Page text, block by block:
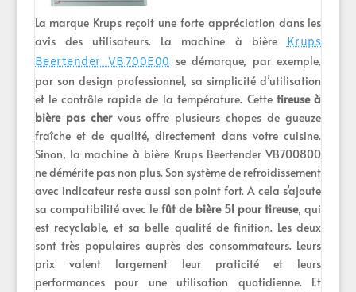
La marque Krups reçoit une forte appréciation dans les
avis des utilisateurs. La machine à bière Krups
Beertender VB700E00 se démarque, par exemple,
par son design professionnel, sa simplicité d’utilisation
et le contrôle rapide de la température. Cette tireuse à
bière pas cher vous offre plusieurs chopes de gueuze
fraîche et de qualité, directement dans votre cuisine.
Sinon, la machine à bière Krups Beertender VB700800
ne démérite pas non plus. Son système de refroidissement
avec indicateur reste aussi son point fort. A cela s’ajoute
sa compatibilité avec lefût de bière 5l pour tireuse, qui
est recyclable, et sa belle qualité de finition. Les deux
sont très populaires auprès des consommateurs. Leurs
prix valent largement leur praticité et leurs
performances pour une utilisation quotidienne. Et